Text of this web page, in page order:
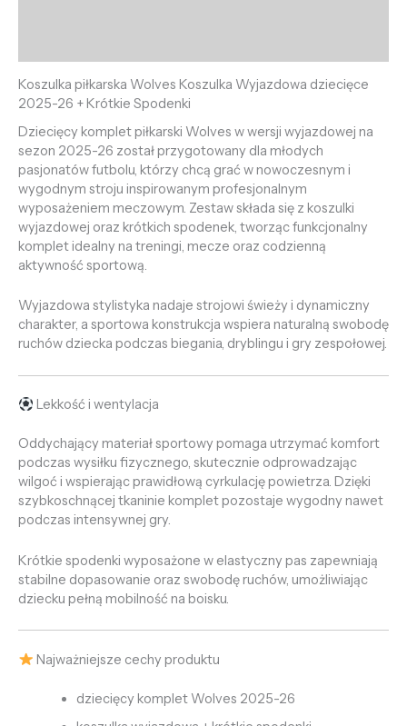
Koszulka piłkarska Wolves Koszulka Wyjazdowa dziecięce
2025-26 + Krótkie Spodenki
Dziecięcy komplet piłkarski Wolves w wersji wyjazdowej na
sezon 2025-26 został przygotowany dla młodych
pasjonatów futbolu, którzy chcą grać w nowoczesnym i
wygodnym stroju inspirowanym profesjonalnym
wyposażeniem meczowym. Zestaw składa się z koszulki
wyjazdowej oraz krótkich spodenek, tworząc funkcjonalny
komplet idealny na treningi, mecze oraz codzienną
aktywność sportową.
Wyjazdowa stylistyka nadaje strojowi świeży i dynamiczny
charakter, a sportowa konstrukcja wspiera naturalną swobodę
ruchów dziecka podczas biegania, dryblingu i gry zespołowej.
Lekkość i wentylacja
Oddychający materiał sportowy pomaga utrzymać komfort
podczas wysiłku fizycznego, skutecznie odprowadzając
wilgoć i wspierając prawidłową cyrkulację powietrza. Dzięki
szybkoschnącej tkaninie komplet pozostaje wygodny nawet
podczas intensywnej gry.
Krótkie spodenki wyposażone w elastyczny pas zapewniają
stabilne dopasowanie oraz swobodę ruchów, umożliwiając
dziecku pełną mobilność na boisku.
Najważniejsze cechy produktu
dziecięcy komplet Wolves 2025-26